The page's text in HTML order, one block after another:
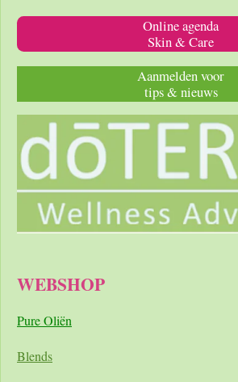
Online agenda
Skin & Care
Aanmelden voor
tips & nieuws
WEBSHOP
Pure Oliën
Blends